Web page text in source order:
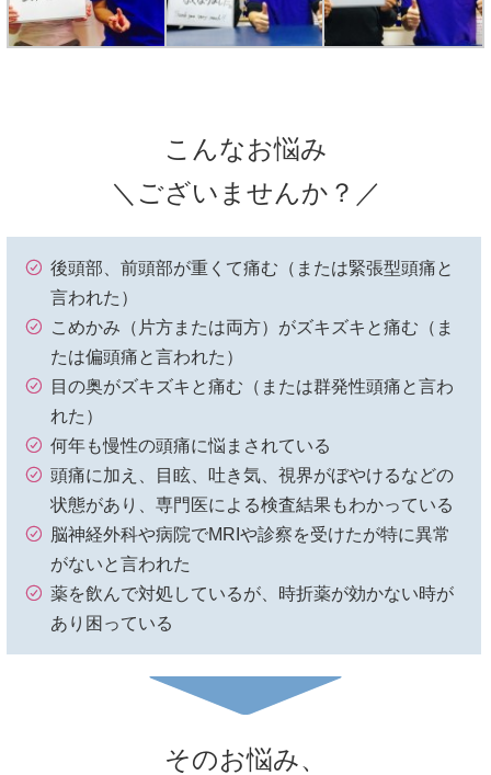
こんなお悩み
＼ございませんか？／
後頭部、前頭部が重くて痛む（または緊張型頭痛と
言われた）
こめかみ（片方または両方）がズキズキと痛む（ま
たは偏頭痛と言われた）
目の奥がズキズキと痛む（または群発性頭痛と言わ
れた）
何年も慢性の頭痛に悩まされている
頭痛に加え、目眩、吐き気、視界がぼやけるなどの
状態があり、専門医による検査結果もわかっている
脳神経外科や病院でMRIや診察を受けたが特に異常
がないと言われた
薬を飲んで対処しているが、時折薬が効かない時が
あり困っている
そのお悩み、